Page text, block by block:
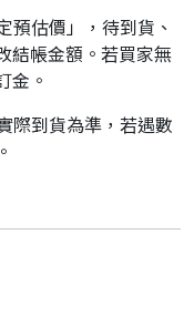
預估價」，待到貨、
結帳金額。若買家無
金。
際到貨為準，若遇數